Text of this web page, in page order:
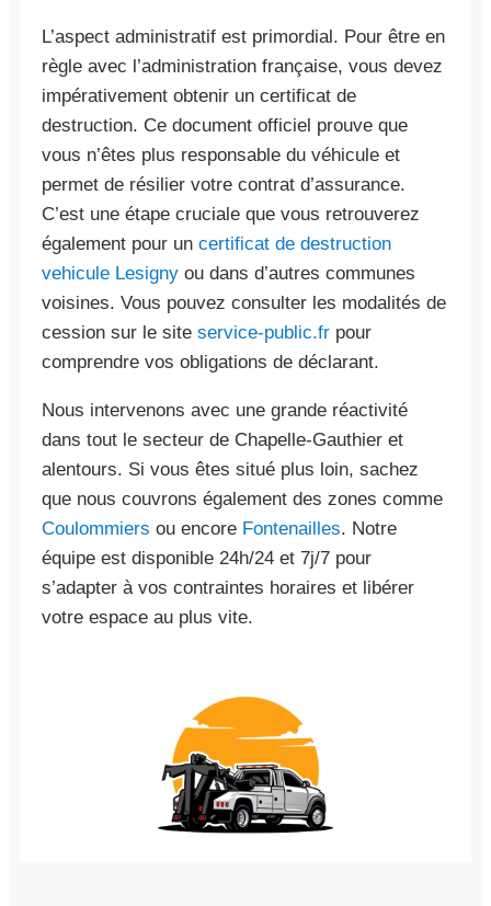
L’aspect administratif est primordial. Pour être en
règle avec l’administration française, vous devez
impérativement obtenir un certificat de
destruction. Ce document officiel prouve que
vous n’êtes plus responsable du véhicule et
permet de résilier votre contrat d’assurance.
C’est une étape cruciale que vous retrouverez
également pour un certificat de destruction
vehicule Lesigny ou dans d’autres communes
voisines. Vous pouvez consulter les modalités de
cession sur le site service-public.fr pour
comprendre vos obligations de déclarant.
Nous intervenons avec une grande réactivité
dans tout le secteur de Chapelle-Gauthier et
alentours. Si vous êtes situé plus loin, sachez
que nous couvrons également des zones comme
Coulommiers ou encore Fontenailles. Notre
équipe est disponible 24h/24 et 7j/7 pour
s’adapter à vos contraintes horaires et libérer
votre espace au plus vite.